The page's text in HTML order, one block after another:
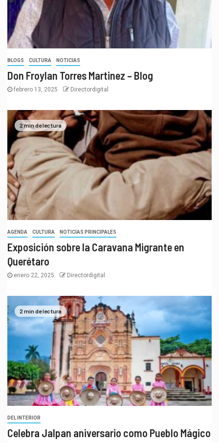
BLOGS CULTURA NOTICIAS
Don Froylan Torres Martinez – Blog
febrero 13, 2025 Directordigital
2 min de lectura
AGENDA CULTURA NOTICIAS PRINCIPALES
Exposición sobre la Caravana Migrante en
Querétaro
enero 22, 2025 Directordigital
2 min de lectura
DEL INTERIOR
Celebra Jalpan aniversario como Pueblo Mágico